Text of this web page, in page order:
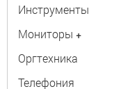
Инструменты
Мониторы +
Оргтехника
Телефония